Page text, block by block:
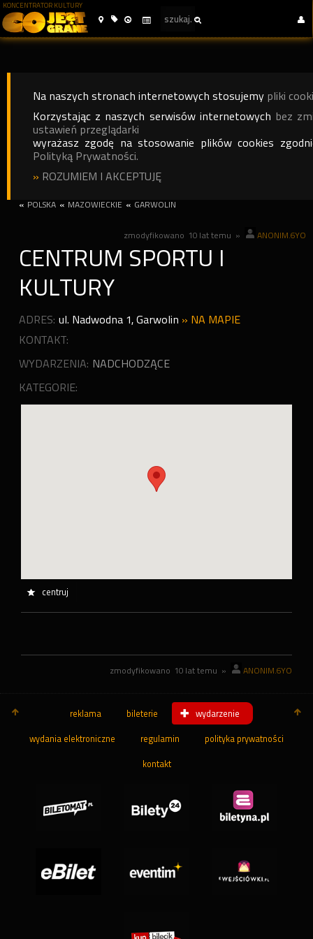
KONCENTRATOR KULTURY
Na naszych stronach internetowych stosujemy pliki
Korzystając z naszych serwisów internetowych bez
ustawień przeglądarki
wyrażasz zgodę na stosowanie plików cookies
Polityką Prywatności.
» ROZUMIEM I AKCEPTUJĘ
« POLSKA « MAZOWIECKIE « GARWOLIN
zmodyfikowano 10 lat temu » ANONIM.6YO
CENTRUM SPORTU I
KULTURY
ADRES: ul. Nadwodna 1,Garwolin » NA MAPIE
KONTAKT:
WYDARZENIA: NADCHODZĄCE
KATEGORIE:
centruj
zmodyfikowano 10 lat temu » ANONIM.6YO
reklama bileterie wydarzenie
wydania elektroniczne regulamin polityka prywatności
kontakt